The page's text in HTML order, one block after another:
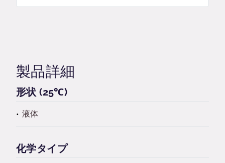
製品詳細
形状 (25℃)
液体
化学タイプ